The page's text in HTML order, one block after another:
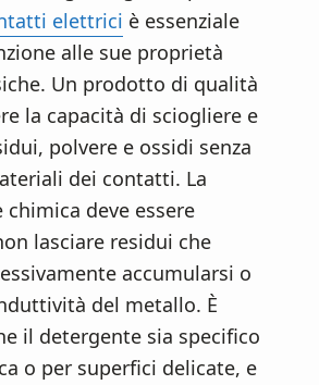
elettrici è essenziale
alle sue proprietà
Un prodotto di qualità
la capacità di sciogliere e
polvere e ossidi senza
dei contatti. La
deve essere
lasciare residui che
accumularsi o
del metallo. È
il detergente sia specifico
o per superfici delicate, e